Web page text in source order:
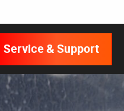
Service & Support